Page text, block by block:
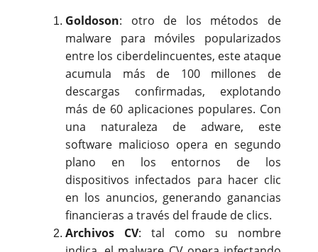
Goldoson: otro de los métodos de
malware para móviles popularizados
entre los ciberdelincuentes, este ataque
acumula más de 100 millones de
descargas confirmadas, explotando
más de 60 aplicaciones populares. Con
una naturaleza de adware, este
software malicioso opera en segundo
plano en los entornos de los
dispositivos infectados para hacer clic
en los anuncios, generando ganancias
financieras a través del fraude de clics.
Archivos CV: tal como su nombre